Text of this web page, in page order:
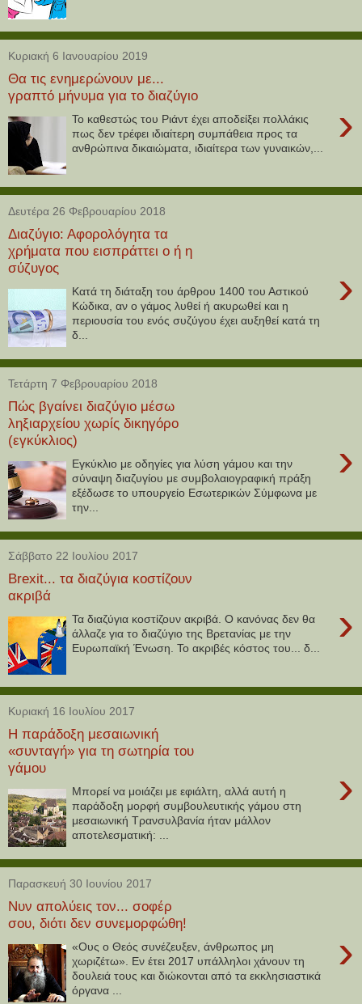
Κυριακή 6 Ιανουαρίου 2019
Θα τις ενημερώνουν με...
γραπτό μήνυμα για το διαζύγιο
›
Το καθεστώς του Ριάντ έχει αποδείξει πολλάκις
πως δεν τρέφει ιδιαίτερη συμπάθεια προς τα
ανθρώπινα δικαιώματα, ιδιαίτερα των γυναικών,...
Δευτέρα 26 Φεβρουαρίου 2018
Διαζύγιο: Αφορολόγητα τα
χρήματα που εισπράττει ο ή η
σύζυγος
›
Κατά τη διάταξη του άρθρου 1400 του Αστικού
Κώδικα, αν ο γάμος λυθεί ή ακυρωθεί και η
περιουσία του ενός συζύγου έχει αυξηθεί κατά τη
δ...
Τετάρτη 7 Φεβρουαρίου 2018
Πώς βγαίνει διαζύγιο μέσω
ληξιαρχείου χωρίς δικηγόρο
(εγκύκλιος)
›
Εγκύκλιο με οδηγίες για λύση γάμου και την
σύναψη διαζυγίου με συμβολαιογραφική πράξη
εξέδωσε το υπουργείο Εσωτερικών Σύμφωνα με
την...
Σάββατο 22 Ιουλίου 2017
Brexit... τα διαζύγια κοστίζουν
ακριβά
›
Τα διαζύγια κοστίζουν ακριβά. Ο κανόνας δεν θα
άλλαζε για το διαζύγιο της Βρετανίας με την
Ευρωπαϊκή Ένωση. To ακριβές κόστος του... δ...
Κυριακή 16 Ιουλίου 2017
Η παράδοξη μεσαιωνική
«συνταγή» για τη σωτηρία του
γάμου
›
Μπορεί να μοιάζει με εφιάλτη, αλλά αυτή η
παράδοξη μορφή συμβουλευτικής γάμου στη
μεσαιωνική Τρανσυλβανία ήταν μάλλον
αποτελεσματική: ...
Παρασκευή 30 Ιουνίου 2017
Νυν απολύεις τον... σοφέρ
σου, διότι δεν συνεμορφώθη!
›
«Ους ο Θεός συνέζευξεν, άνθρωπος μη
χωριζέτω». Εν έτει 2017 υπάλληλοι χάνουν τη
δουλειά τους και διώκονται από τα εκκλησιαστικά
όργανα ...